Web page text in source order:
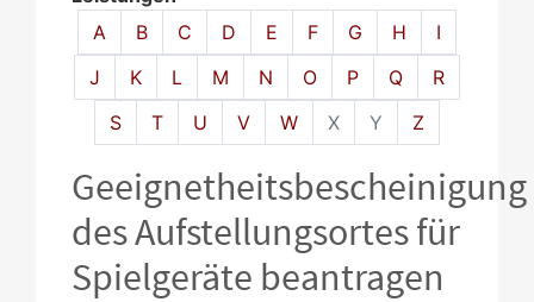
Alphabetisches Register überspringen
A B C D E F G H
I
J
K L M N O P Q
R
S
T U V W X Y Z
Geeignetheitsbescheinigung
des Aufstellungsortes für
Spielgeräte beantragen